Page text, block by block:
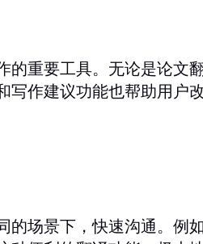
重要工具。无论是论文
写作建议功能也帮助用户
场景下，快速沟通。例